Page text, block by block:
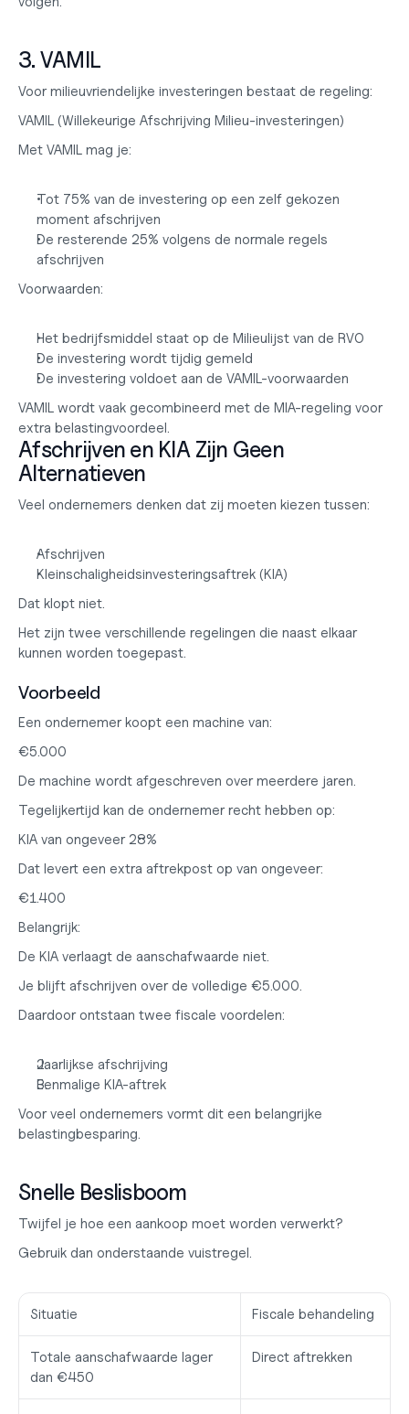
3. VAMIL
Voor milieuvriendelijke investeringen bestaat de regeling:
VAMIL (Willekeurige Afschrijving Milieu-investeringen)
Met VAMIL mag je:
Tot 75% van de investering op een zelf gekozen
moment afschrijven
De resterende 25% volgens de normale regels
afschrijven
Voorwaarden:
Het bedrijfsmiddel staat op de Milieulijst van de RVO
De investering wordt tijdig gemeld
De investering voldoet aan de VAMIL-voorwaarden
VAMIL wordt vaak gecombineerd met de MIA-regeling voor
extra belastingvoordeel.
Afschrijven en KIA Zijn Geen
Alternatieven
Veel ondernemers denken dat zij moeten kiezen tussen:
Afschrijven
Kleinschaligheidsinvesteringsaftrek (KIA)
Dat klopt niet.
Het zijn twee verschillende regelingen die naast elkaar
kunnen worden toegepast.
Voorbeeld
Een ondernemer koopt een machine van:
€5.000
De machine wordt afgeschreven over meerdere jaren.
Tegelijkertijd kan de ondernemer recht hebben op:
KIA van ongeveer 28%
Dat levert een extra aftrekpost op van ongeveer:
€1.400
Belangrijk:
De KIA verlaagt de aanschafwaarde niet.
Je blijft afschrijven over de volledige €5.000.
Daardoor ontstaan twee fiscale voordelen:
Jaarlijkse afschrijving
Eenmalige KIA-aftrek
Voor veel ondernemers vormt dit een belangrijke
belastingbesparing.
Snelle Beslisboom
Twijfel je hoe een aankoop moet worden verwerkt?
Gebruik dan onderstaande vuistregel.
Situatie Fiscale behandeling
Totale aanschafwaarde lager
dan €450
Direct aftrekken